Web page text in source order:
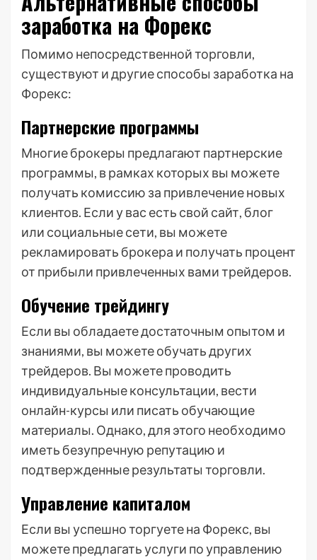
заработка на Форекс
Помимо непосредственной торговли,
существуют и другие способы заработка на
Форекс:
Партнерские программы
Многие брокеры предлагают партнерские
программы, в рамках которых вы можете
получать комиссию за привлечение новых
клиентов. Если у вас есть свой сайт, блог
или социальные сети, вы можете
рекламировать брокера и получать процент
от прибыли привлеченных вами трейдеров.
Обучение трейдингу
Если вы обладаете достаточным опытом и
знаниями, вы можете обучать других
трейдеров. Вы можете проводить
индивидуальные консультации, вести
онлайн-курсы или писать обучающие
материалы. Однако, для этого необходимо
иметь безупречную репутацию и
подтвержденные результаты торговли.
Управление капиталом
Если вы успешно торгуете на Форекс, вы
можете предлагать услуги по управлению